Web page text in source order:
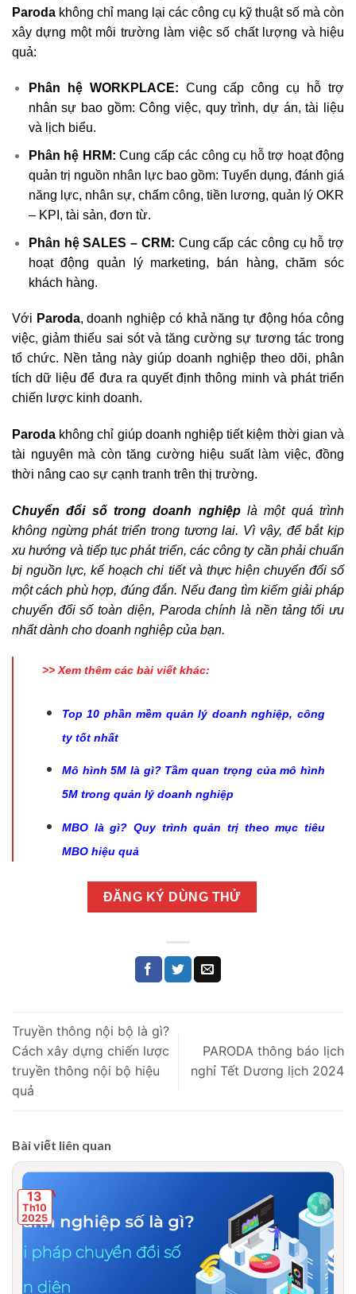
Paroda không chỉ mang lại các công cụ kỹ thuật số mà còn
xây dựng một môi trường làm việc số chất lượng và hiệu
quả:
Phân hệ WORKPLACE: Cung cấp công cụ hỗ trợ
nhân sự bao gồm: Công việc, quy trình, dự án, tài liệu
và lịch biểu.
Phân hệ HRM: Cung cấp các công cụ hỗ trợ hoạt động
quản trị nguồn nhân lực bao gồm: Tuyển dụng, đánh giá
năng lực, nhân sự, chấm công, tiền lương, quản lý OKR
– KPI , tài sản, đơn từ.
Phân hệ SALES – CRM: Cung cấp các công cụ hỗ trợ
hoạt động quản lý marketing, bán hàng, chăm sóc
khách hàng.
Với Paroda, doanh nghiệp có khả năng tự động hóa công
việc, giảm thiểu sai sót và tăng cường sự tương tác trong
tổ chức. Nền tảng này giúp doanh nghiệp theo dõi, phân
tích dữ liệu để đưa ra quyết định thông minh và phát triển
chiến lược kinh doanh.
Paroda không chỉ giúp doanh nghiệp tiết kiệm thời gian và
tài nguyên mà còn tăng cường hiệu suất làm việc, đồng
thời nâng cao sự cạnh tranh trên thị trường.
Chuyển đổi số trong doanh nghiệp là một quá trình
không ngừng phát triển trong tương lai. Vì vậy, để bắt kịp
xu hướng và tiếp tục phát triển, các công ty cần phải chuẩn
bị nguồn lực, kế hoạch chi tiết và thực hiện chuyển đổi số
một cách phù hợp, đúng đắn. Nếu đang tìm kiếm giải pháp
chuyển đổi số toàn diện, Paroda chính là nền tảng tối ưu
nhất dành cho doanh nghiệp của bạn.
>> Xem thêm các bài viết khác:
Top 10 phần mềm quản lý doanh nghiệp, công
ty tốt nhất
Mô hình 5M là gì? Tầm quan trọng của mô hình
5M trong quản lý doanh nghiệp
MBO là gì? Quy trình quản trị theo mục tiêu
MBO hiệu quả
ĐĂNG KÝ DÙNG THỬ
Truyền thông nội bộ là gì?
Cách xây dựng chiến lược
truyền thông nội bộ hiệu
quả
PARODA thông báo lịch
nghỉ Tết Dương lịch 2024
Bài viết liên quan
13
Th10
2025